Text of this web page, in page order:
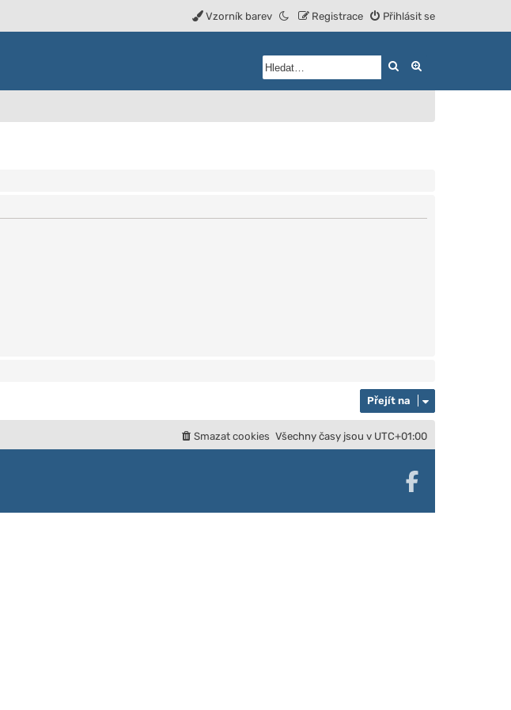
Přihlásit se
Registrace
Vzorník barev
Hledat
Přejít na
Všechny časy jsou v UTC+01:00
Smazat cookies